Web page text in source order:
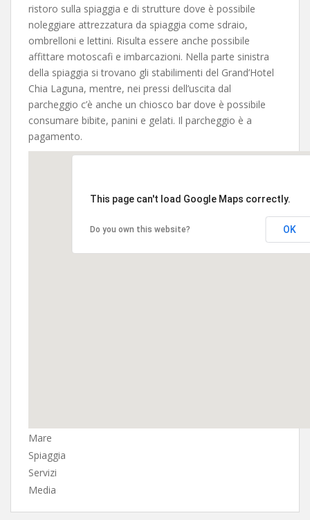
ristoro sulla spiaggia e di strutture dove è possibile
noleggiare attrezzatura da spiaggia come sdraio,
ombrelloni e lettini. Risulta essere anche possibile
affittare motoscafi e imbarcazioni. Nella parte sinistra
della spiaggia si trovano gli stabilimenti del Grand’Hotel
Chia Laguna, mentre, nei pressi dell’uscita dal
parcheggio c’è anche un chiosco bar dove è possibile
consumare bibite, panini e gelati. Il parcheggio è a
pagamento.
This page can't load Google Maps correctly.
Do you own this website? OK
Mare
Spiaggia
Servizi
Media